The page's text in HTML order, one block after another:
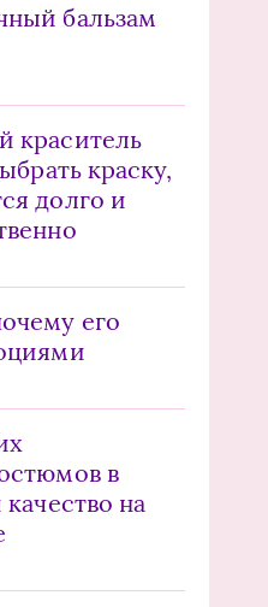
бальзам
краситель
краску,
долго и
его
в
на